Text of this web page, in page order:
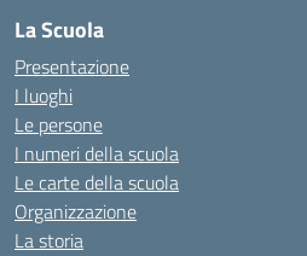
La Scuola
Presentazione
I luoghi
Le persone
I numeri della scuola
Le carte della scuola
Organizzazione
La storia